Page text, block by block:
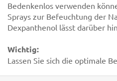
Bedenkenlos verwenden
Sprays zur Befeuchtung der
Dexpanthenol lässt darüber
Wichtig:
Lassen Sie sich die optimale